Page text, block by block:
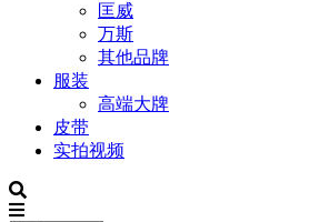
匡威
万斯
其他品牌
服装
高端大牌
皮带
实拍视频